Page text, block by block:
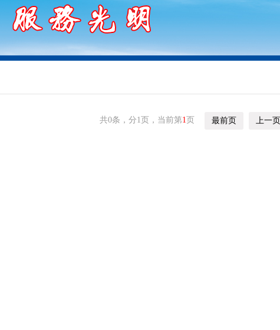
共0条，分1页，当前第1 页 最前页 上一页